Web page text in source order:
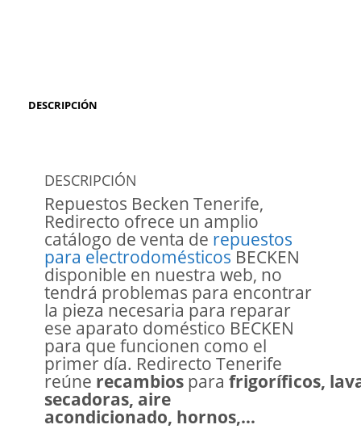
DESCRIPCIÓN
DESCRIPCIÓN
Repuestos Becken Tenerife,
Redirecto ofrece un amplio
catálogo de venta de repuestos
para electrodomésticosBECKEN
disponible en nuestra web, no
tendrá problemas para encontrar
la pieza necesaria para reparar
ese aparato doméstico BECKEN
para que funcionen como el
primer día. Redirecto Tenerife
reúne recambios para frigoríficos,
secadoras, aire
acondicionado, hornos,…